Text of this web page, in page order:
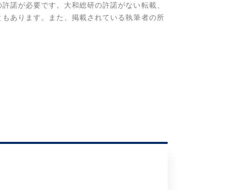
諾が必要です。大和総研の許諾がない転載、
あります。また、掲載されている執筆者の所